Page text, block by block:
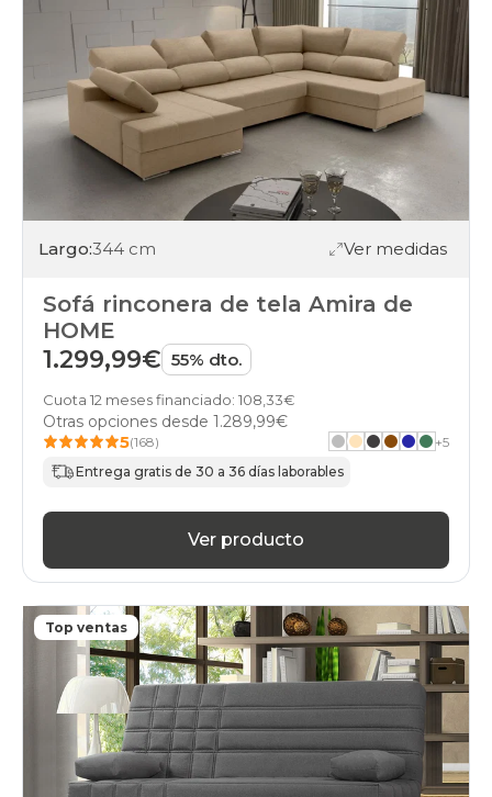
Largo:344 cm Ver medidas
Sofá rinconera de tela Amira de
HOME
1.299,99€ 55% dto.
Cuota 12 meses financiado: 108,33€
Otras opciones desde 1.289,99€
5(168) +5
Entrega gratis de 30 a 36 días laborables
Ver producto
Top ventas